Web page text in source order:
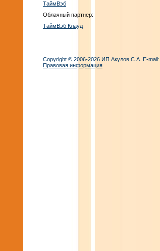
ТаймВэб
Облачный партнер:
ТаймВэб Клауд
Copyright © 2006-2026 ИП Акулов С.А. E-mail:
Правовая информация